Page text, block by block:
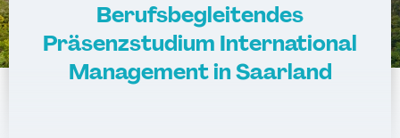
Berufsbegleitendes
Präsenzstudium International
Management in Saarland